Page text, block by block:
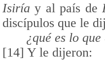
Isiríay al país de
discípulos que le
¿qué es lo
[14] Y le dijeron: